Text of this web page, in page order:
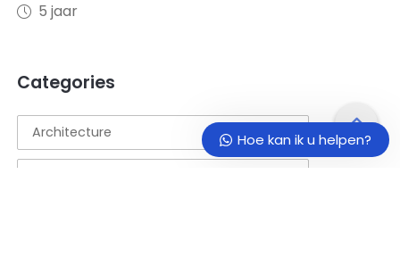
5 jaar
Categories
Architecture Hoe kan ik u helpen?